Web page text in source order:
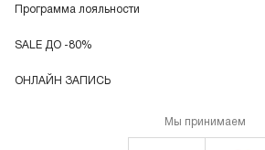
Программа лояльности
SALE ДО -80%
ОНЛАЙН ЗАПИСЬ
Мы принимаем